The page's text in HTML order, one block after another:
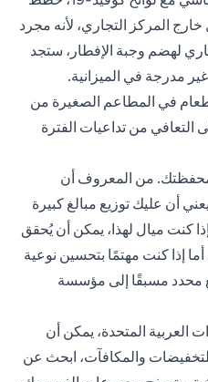
المركز التجاري، لأنه مجرد
لهضم وجبة الإفطار، ستجد
مدرجة في الميزانية.
في المطاعم الصغيرة من
من تداعيات الفترة
من المعروف أن
أن عليك توزيع مبالغ كبيرة
كنت ميال لهذا، يمكن أن يُحقق
إذا كنت مهتمًا بتحسين نوعية
محدد مسبقًا إلى مؤسسة
العربية المتحدة، يمكن أن
والمكافآت، ابحث عن